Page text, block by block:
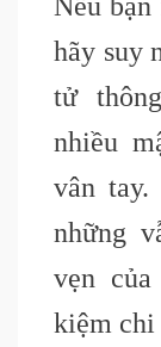
Nếu
hãy suy
tử
nhiều
vân tay.
những
vẹn
kiệm chi